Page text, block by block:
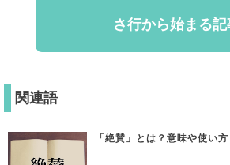
さ行から始まる記
関連語
「絶賛」とは？意味や使い